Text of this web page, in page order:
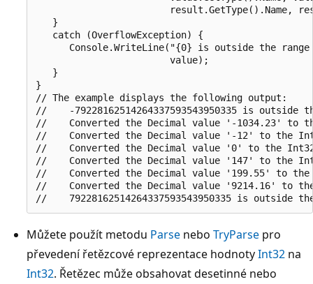
result.GetType().Name,
   }
   catch (OverflowException) {
Console.WriteLine("{0} is outside the
                        value);
   }
}
// The example displays the following output:
//    -79228162514264337593543950335 is
//    Converted the Decimal value '-1034.23' to
//    Converted the Decimal value '-12' to the
//    Converted the Decimal value '0' to the
//    Converted the Decimal value '147' to the
//    Converted the Decimal value '199.55' to the
//    Converted the Decimal value '9214.16' to
Můžete použít metodu Parse nebo TryParse pro
převedení řetězcové reprezentace hodnotyInt32 na
Int32. Řetězec může obsahovat desetinné nebo